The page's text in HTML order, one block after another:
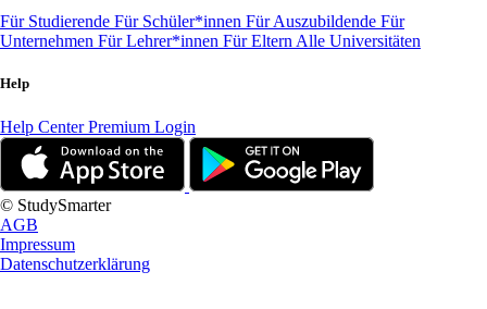
Für Studierende Für Schüler*innen Für Auszubildende Für
Unternehmen Für Lehrer*innen Für Eltern Alle Universitäten
Help
Help CenterPremium Login
© StudySmarter
AGB
Impressum
Datenschutzerklärung